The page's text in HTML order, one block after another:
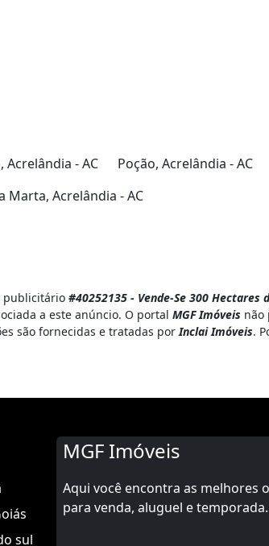
Acrelândia - AC
Poção, Acrelândia - AC
Marta, Acrelândia - AC
publicitário #40252135 - Vende-Se 300 Hectares
a este anúncio. O portal MGF Imóveis não
são fornecidas e tratadas porInclai Imóveis.
sul
MGF Imóveis
Aqui você encontra as melhores
para venda, aluguel e temporada.